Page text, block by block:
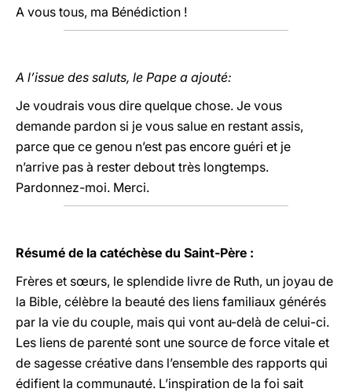
A vous tous, ma Bénédiction !
A l’issue des saluts, le Pape a ajouté:
Je voudrais vous dire quelque chose. Je vous
demande pardon si je vous salue en restant assis,
parce que ce genou n’est pas encore guéri et je
n’arrive pas à rester debout très longtemps.
Pardonnez-moi. Merci.
Résumé de la catéchèse du Saint-Père :
Frères et sœurs, le splendide livre de Ruth, un joyau de
la Bible, célèbre la beauté des liens familiaux générés
par la vie du couple, mais qui vont au-delà de celui-ci.
Les liens de parenté sont une source de force vitale et
de sagesse créative dans l’ensemble des rapports qui
édifient la communauté. L’inspiration de la foi sait